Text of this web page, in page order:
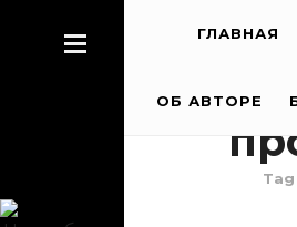
ГЛАВНАЯ
ОБ АВТОРЕ